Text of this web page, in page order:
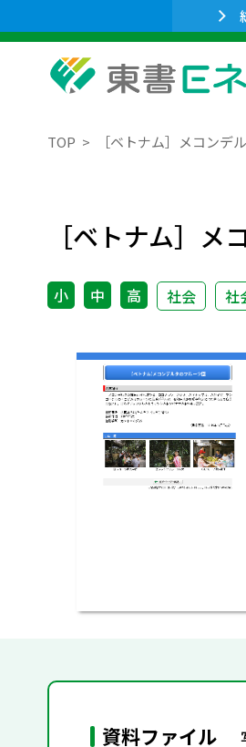
TOP ［ベトナム］メコンデ
［ベトナム］
小 中 高 社会 社
資料ファイル